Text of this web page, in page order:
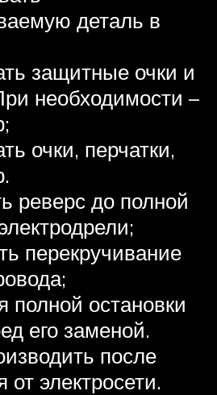
деталь в
защитные очки и
необходимости –
очки, перчатки,
реверс до полной
перекручивание
полной остановки
его заменой.
после
от электросети.